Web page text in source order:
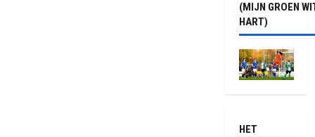
(MIJN GROEN
HART)
HET